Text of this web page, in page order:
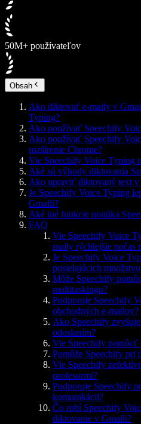
50M+ používateľov
Obsah
Ako diktovať e-maily v
Typing?
Ako používať Speechify
Ako používať Speechify
rozšírenie Chrome?
Vie Speechify Voice Typing
Aké sú výhody diktovania
Ako upraviť diktovaný text v
Je Speechify Voice Typing
Gmaili?
Aké iné funkcie ponúka
FAQ
Vie Speechify Voice
maily rýchlejšie počas
Je Speechify Voice
posielajúcich
Môže Speechify
multitaskingu?
Podporuje Speechify
obchodných e-mailov?
Ako Speechify
odoslaním?
Vie Speechify pomôcť
Pomôže Speechify pri
Vie Speechify
profesormi?
Podporuje Speechify
komunikácii?
Čo robí Speechify
diktovanie v Gmaili?